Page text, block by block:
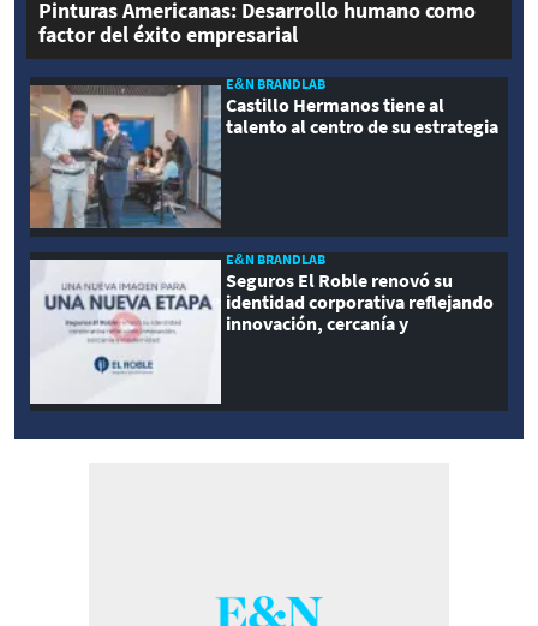
Pinturas Americanas: Desarrollo humano como
factor del éxito empresarial
E&N BRANDLAB
Castillo Hermanos tiene al
talento al centro de su estrategia
E&N BRANDLAB
Seguros El Roble renovó su
identidad corporativa reflejando
innovación, cercanía y